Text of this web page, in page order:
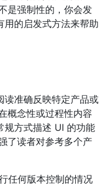
是强制性的，你会发
用的启发式方法来帮助
读准确反映特定产品或
概念性或过程性内容
规方式描述 UI 的功能
了读者对参考多个产
任何版本控制的情况